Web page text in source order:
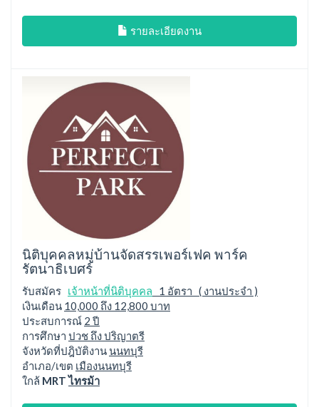
รายละเอียดงาน
นิติบุคคลหมู่บ้านจัดสรรเพอร์เฟค พาร์ค
รัตนาธิเบศร์
รับสมัคร เจ้าหน้าที่นิติบุคคล 1 อัตรา ( งานประจำ )
เงินเดือน 10,000 ถึง 12,800 บาท
ประสบการณ์ 2 ปี
การศึกษา ปวช ถึง ปริญาตรี
จังหวัดที่ปฎิบัติงานนนทบุรี
อำเภอ/เขต เมืองนนทบุรี
ใกล้ MRTไทรม้า